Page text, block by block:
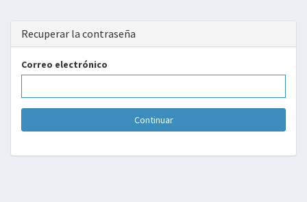
Recuperar la contraseña
Correo electrónico
Continuar